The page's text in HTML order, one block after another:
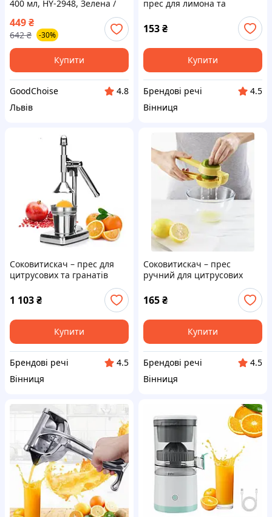
400 мл, HY-2948, Зелена /
Соковижималка для
цитрусових
449₴
642 ₴ -30%
Купити
GoodChoise
4.8
Львів
прес для лимона та
153₴
Купити
Брендові речі
4.5
Вінниця
Соковитискач – прес для
цитрусових та гранатів
1 103₴
Купити
Брендові речі
4.5
Вінниця
Соковитискач – прес
ручний для цитрусових
165₴
Купити
Брендові речі
4.5
Вінниця